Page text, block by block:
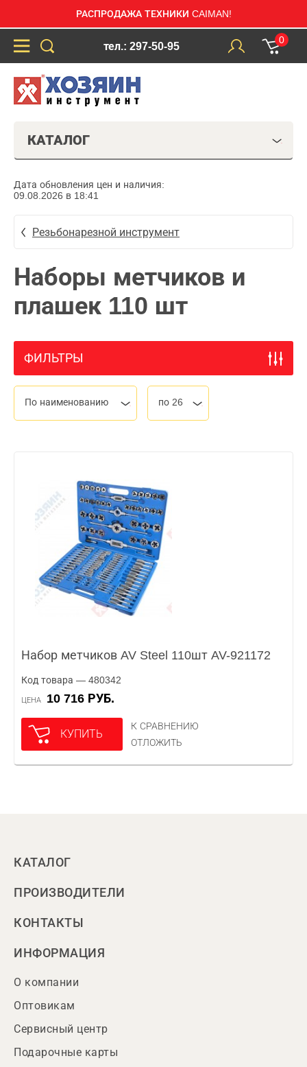
РАСПРОДАЖА ТЕХНИКИ CAIMAN!
тел.: 297-50-95
0
КАТАЛОГ
Дата обновления цен и наличия:
09.08.2026 в 18:41
Резьбонарезной инструмент
Наборы метчиков и
плашек 110 шт
ФИЛЬТРЫ
По наименованию по 26
Набор метчиков AV Steel 110шт AV-921172
Код товара — 480342
ЦЕНА 10 716 РУБ.
КУПИТЬ
К СРАВНЕНИЮ
ОТЛОЖИТЬ
КАТАЛОГ
ПРОИЗВОДИТЕЛИ
КОНТАКТЫ
ИНФОРМАЦИЯ
О компании
Оптовикам
Сервисный центр
Подарочные карты